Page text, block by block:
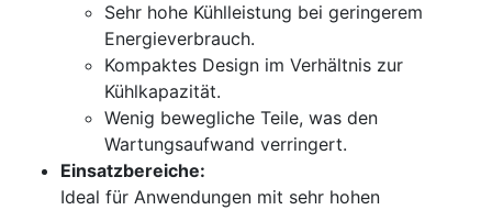
Sehr hohe Kühlleistung bei geringerem
Energieverbrauch.
Kompaktes Design im Verhältnis zur
Kühlkapazität.
Wenig bewegliche Teile, was den
Wartungsaufwand verringert.
Einsatzbereiche:
Ideal für Anwendungen mit sehr hohen